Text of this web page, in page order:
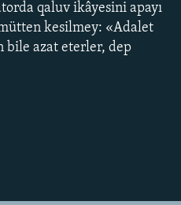
qaluv ikâyesini apayı
kesilmey: «Adalet
bile azat eterler, dep